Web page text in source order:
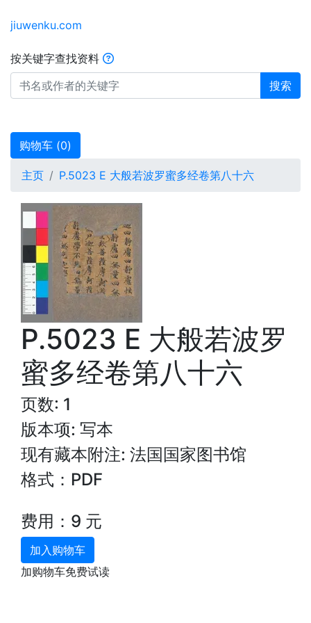
jiuwenku.com
按关键字查找资料
搜索
购物车 (0)
主页 P.5023 E 大般若波罗蜜多经卷第八十六
P.5023 E 大般若波罗
蜜多经卷第八十六
页数: 1
版本项: 写本
现有藏本附注: 法国国家图书馆
格式：PDF
费用：9 元
加入购物车
加购物车免费试读